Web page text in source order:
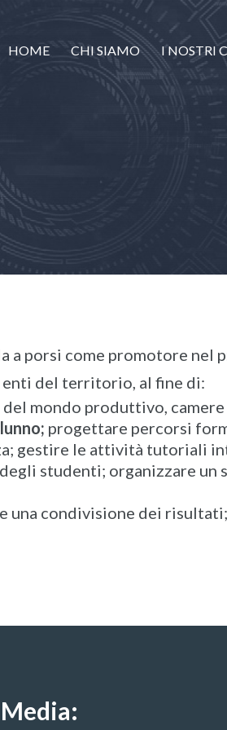
HOME CHI SIAMO I NOSTRI
a porsi come promotore nel
del territorio, al fine di:
mondo produttivo,
progettare percorsi
gestire le attività tutoriali
studenti; organizzare un
una condivisione dei